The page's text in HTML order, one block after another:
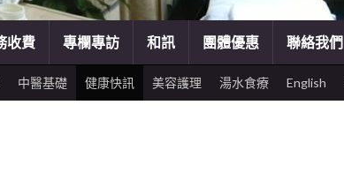
收費 專欄專訪 和訊 團體優惠 聯絡我們
中醫基礎 健康快訊 美容護理 湯水食療 English